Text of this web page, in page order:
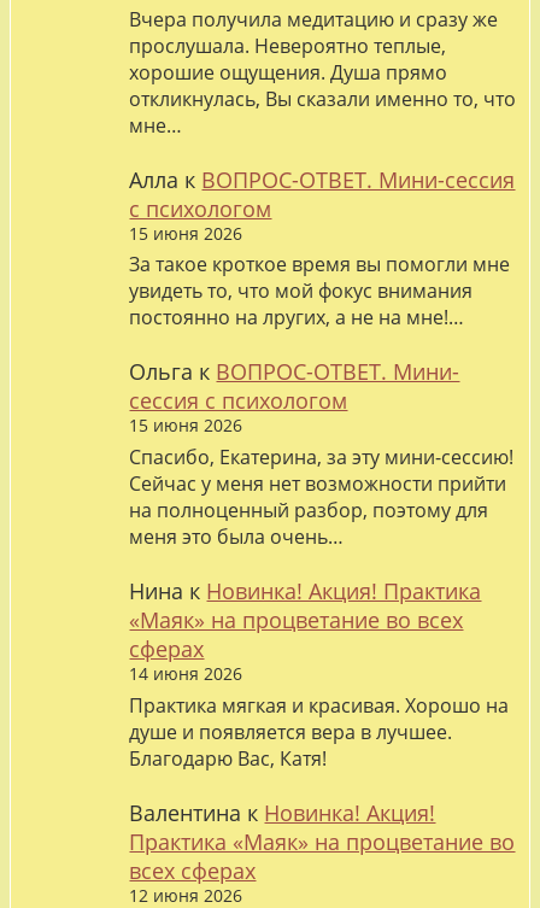
Вчера получила медитацию и сразу же
прослушала. Невероятно теплые,
хорошие ощущения. Душа прямо
откликнулась, Вы сказали именно то, что
мне…
Алла к ВОПРОС-ОТВЕТ. Мини-сессия
с психологом
15 июня 2026
За такое кроткое время вы помогли мне
увидеть то, что мой фокус внимания
постоянно на лругих, а не на мне!…
Ольга к ВОПРОС-ОТВЕТ. Мини-
сессия с психологом
15 июня 2026
Спасибо, Екатерина, за эту мини-сессию!
Сейчас у меня нет возможности прийти
на полноценный разбор, поэтому для
меня это была очень…
Нина к Новинка! Акция! Практика
«Маяк» на процветание во всех
сферах
14 июня 2026
Практика мягкая и красивая. Хорошо на
душе и появляется вера в лучшее.
Благодарю Вас, Катя!
Валентина к Новинка! Акция!
Практика «Маяк» на процветание во
всех сферах
12 июня 2026